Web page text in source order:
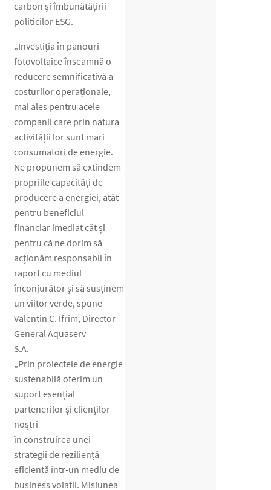
carbon și îmbunătățirii
politicilor ESG.
„Investiția în panouri
fotovoltaice înseamnă o
reducere semnificativă a
costurilor operaționale,
mai ales pentru acele
companii care prin natura
activității lor sunt mari
consumatori de energie.
Ne propunem să extindem
propriile capacități de
producere a energiei, atât
pentru beneficiul
financiar imediat cât și
pentru că ne dorim să
acționăm responsabil în
raport cu mediul
înconjurător și să susținem
un viitor verde, spune
Valentin C. Ifrim, Director
General Aquaserv
S.A.
„Prin proiectele de energie
sustenabilă oferim un
suport esențial
partenerilor și clienților
noștri
în construirea unei
strategii de reziliență
eficientă într-un mediu de
business volatil. Misiunea